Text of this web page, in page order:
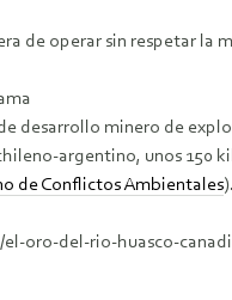
de operar sin respetar
desarrollo minero de
argentino, unos 150
de Conflictos Ambientales).
oro-del-rio-huasco-